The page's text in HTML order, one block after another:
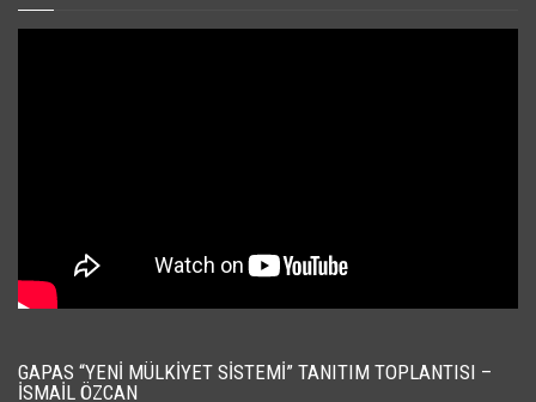
GAPAS “YENI MÜLKIYET SISTEMI” TANITIM TOPLANTISI –
İSMAIL ÖZCAN